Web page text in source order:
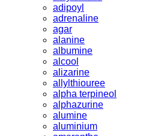
adipoyl
adrenaline
agar
alanine
albumine
alcool
alizarine
allylthiouree
alpha terpineol
alphazurine
alumine
aluminium